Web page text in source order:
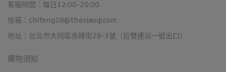
客服時間：每日12:00-20:00
信箱：chifeng28@thexiaoqi.com
地址：台北市大同區赤峰街28-3號（近雙連站一號出口）
購物須知